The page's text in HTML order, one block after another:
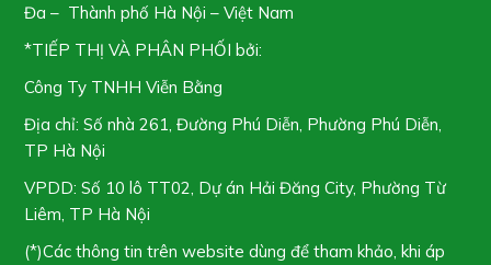
Đa – Thành phố Hà Nội – Việt Nam
*TIẾP THỊ VÀ PHÂN PHỐI bởi:
Công Ty TNHH Viễn Bằng
Địa chỉ: Số nhà 261, Đường Phú Diễn, Phường Phú Diễn,
TP Hà Nội
VPDD: Số 10 lô TT02, Dự án Hải Đăng City, Phường Từ
Liêm, TP Hà Nội
(*)Các thông tin trên website dùng để tham khảo, khi áp